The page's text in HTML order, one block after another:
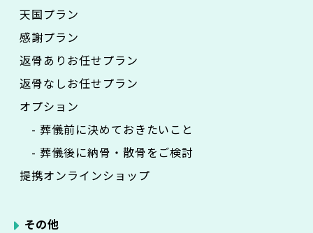
天国プラン
感謝プラン
返骨ありお任せプラン
返骨なしお任せプラン
オプション
- 葬儀前に決めておきたいこと
- 葬儀後に納骨・散骨をご検討
提携オンラインショップ
その他